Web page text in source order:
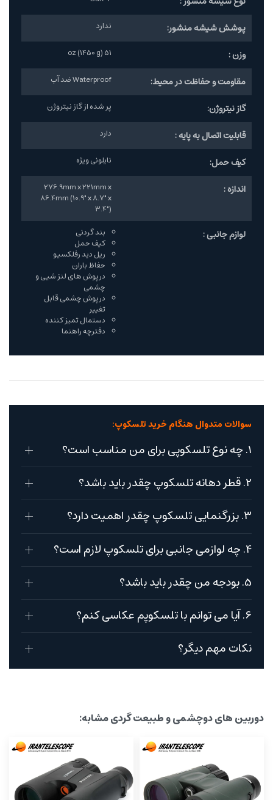
پوشش شیشه منشور: ندارد
وزن : 51 oz (1450 g)
مقاومت و حفاظت در محیط: Waterproof ضد آب
گاز نیتروژن: پر شده از گاز نیتروژن
قابلیت اتصال به پایه : دارد
کیف حمل: نایلونی ویژه
اندازه :
276.9mm x 221mm x
86.4mm (10.9" x 8.7" x
3.4")
لوازم جانبی :
بند گردنی
کیف حمل
ریل دید رفلکسیو
حفاظ باران
درپوش های لنز شیی و
چشمی
درپوش چشمی قابل
تغییر
دستمال تمیز کننده
دفترچه راهنما
سوالات متدوال هنگام خرید تلسکوپ:
1. چه نوع تلسکوپی برای من مناسب است؟
2. قطر دهانه تلسکوپ چقدر باید باشد؟
3. بزرگنمایی تلسکوپ چقدر اهمیت دارد؟
4. چه لوازمی جانبی برای تلسکوپ لازم است؟
5. بودجه من چقدر باید باشد؟
6. آیا می توانم با تلسکوپم عکاسی کنم؟
نکات مهم دیگر؟
دوربین های دوچشمی و طبیعت گردی مشابه: